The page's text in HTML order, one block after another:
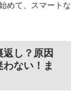
めて、スマートな
し？原因
ない！ま